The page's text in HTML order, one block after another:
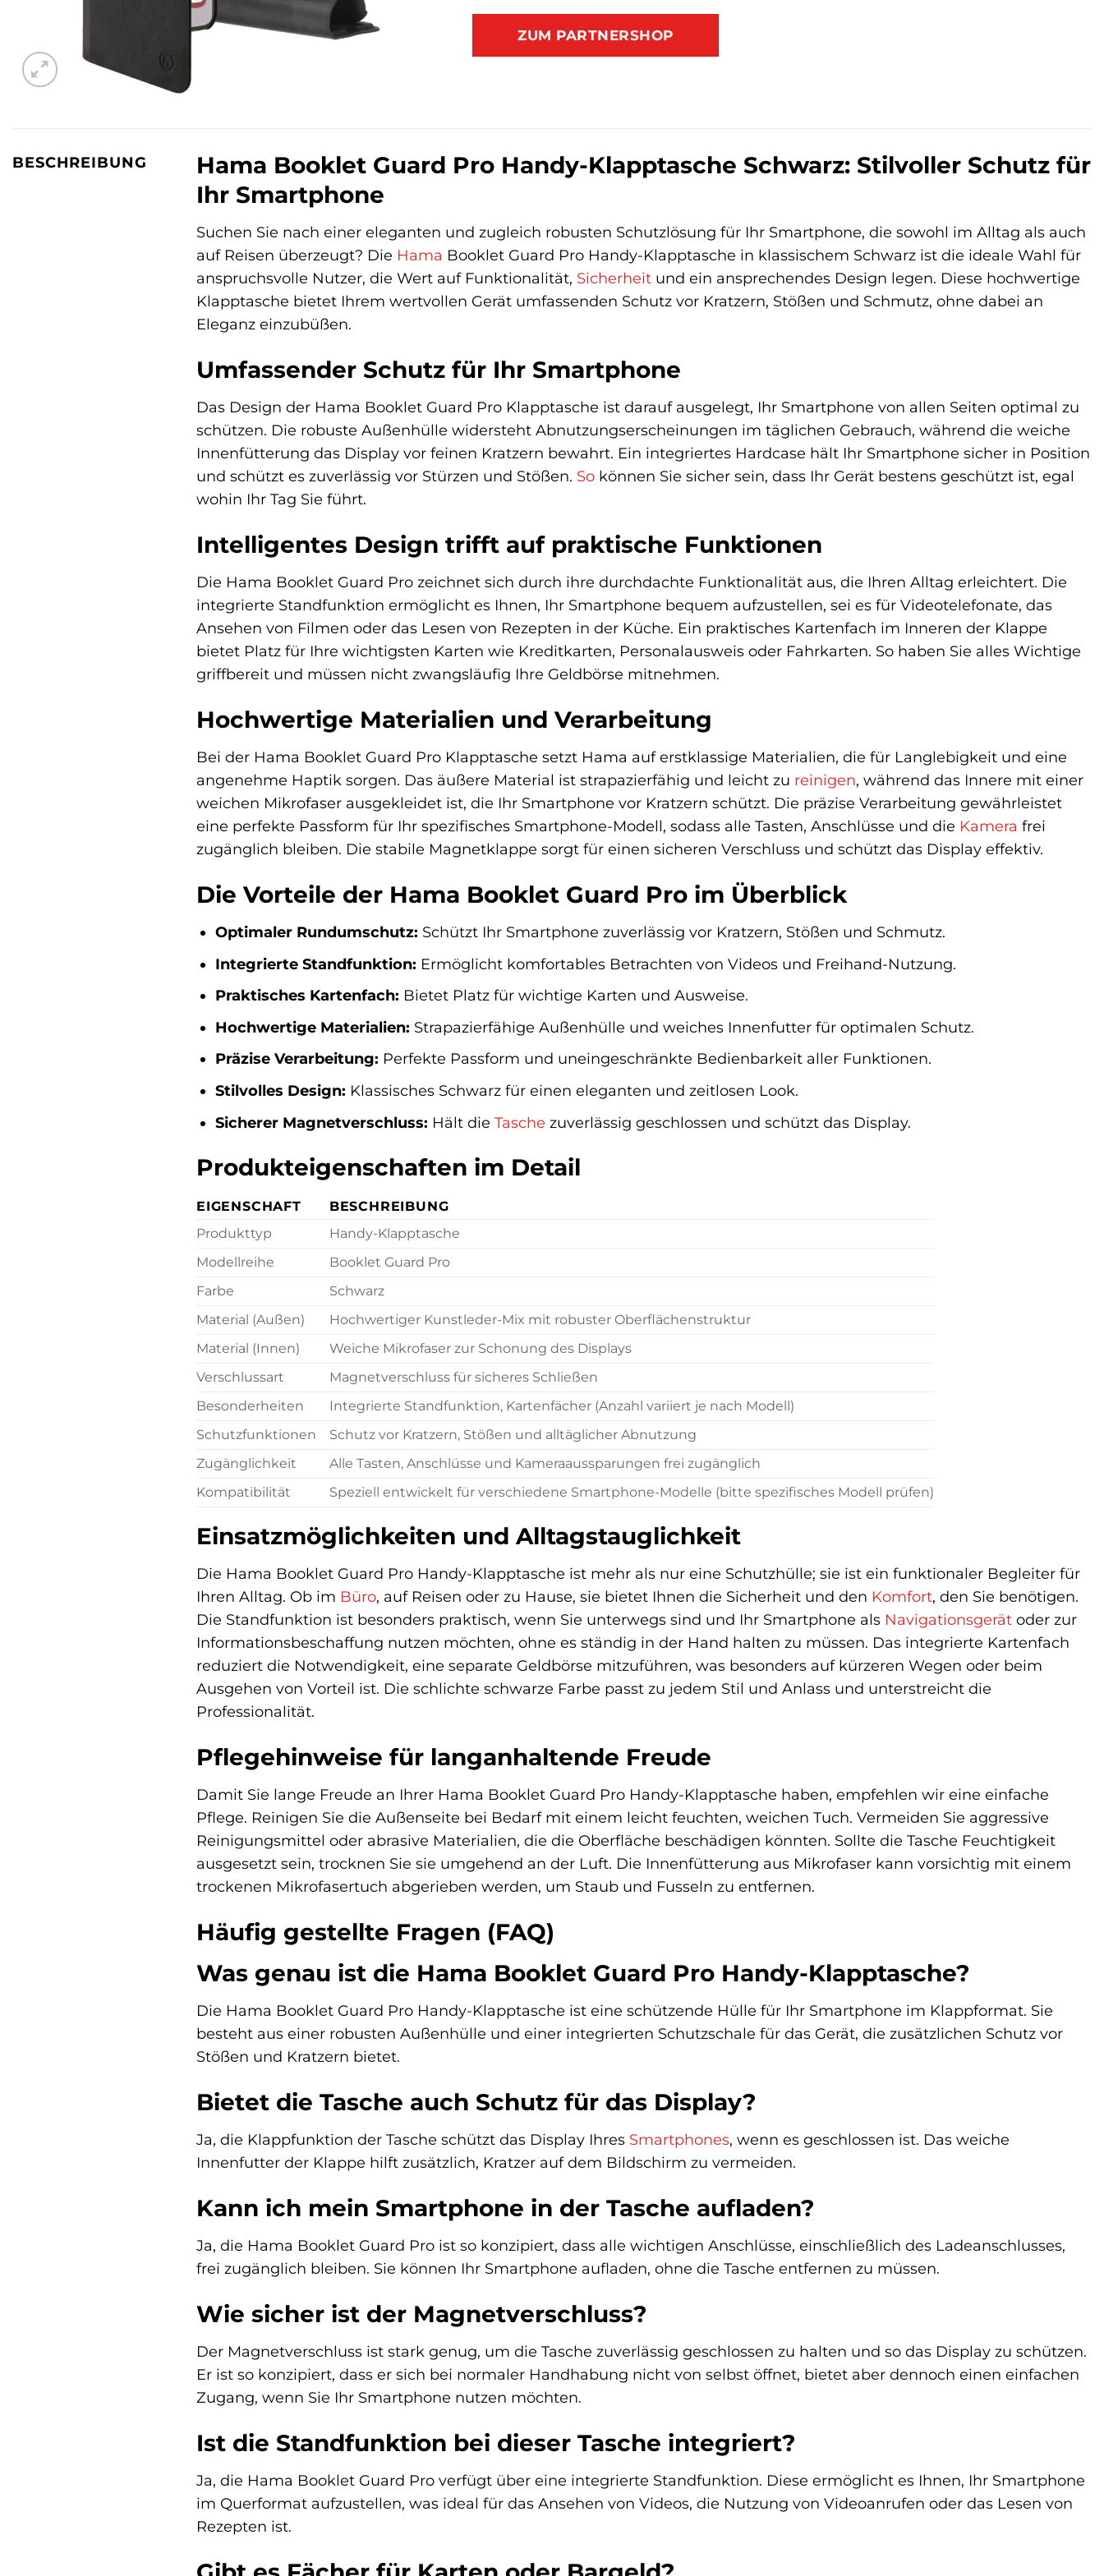
ZUM PARTNERSHOP
BESCHREIBUNG
Hama Booklet Guard Pro Handy-Klapptasche Schwarz: Stilvoller Schutz für
Ihr Smartphone
Suchen Sie nach einer eleganten und zugleich robusten Schutzlösung für Ihr Smartphone, die sowohl im Alltag als auch
auf Reisen überzeugt? Die Hama Booklet Guard Pro Handy-Klapptasche in klassischem Schwarz ist die ideale Wahl für
anspruchsvolle Nutzer, die Wert auf Funktionalität, Sicherheit und ein ansprechendes Design legen. Diese hochwertige
Klapptasche bietet Ihrem wertvollen Gerät umfassenden Schutz vor Kratzern, Stößen und Schmutz, ohne dabei an
Eleganz einzubüßen.
Umfassender Schutz für Ihr Smartphone
Das Design der Hama Booklet Guard Pro Klapptasche ist darauf ausgelegt, Ihr Smartphone von allen Seiten optimal zu
schützen. Die robuste Außenhülle widersteht Abnutzungserscheinungen im täglichen Gebrauch, während die weiche
Innenfütterung das Display vor feinen Kratzern bewahrt. Ein integriertes Hardcase hält Ihr Smartphone sicher in Position
und schützt es zuverlässig vor Stürzen und Stößen. So können Sie sicher sein, dass Ihr Gerät bestens geschützt ist, egal
wohin Ihr Tag Sie führt.
Intelligentes Design trifft auf praktische Funktionen
Die Hama Booklet Guard Pro zeichnet sich durch ihre durchdachte Funktionalität aus, die Ihren Alltag erleichtert. Die
integrierte Standfunktion ermöglicht es Ihnen, Ihr Smartphone bequem aufzustellen, sei es für Videotelefonate, das
Ansehen von Filmen oder das Lesen von Rezepten in der Küche. Ein praktisches Kartenfach im Inneren der Klappe
bietet Platz für Ihre wichtigsten Karten wie Kreditkarten, Personalausweis oder Fahrkarten. So haben Sie alles Wichtige
griffbereit und müssen nicht zwangsläufig Ihre Geldbörse mitnehmen.
Hochwertige Materialien und Verarbeitung
Bei der Hama Booklet Guard Pro Klapptasche setzt Hama auf erstklassige Materialien, die für Langlebigkeit und eine
angenehme Haptik sorgen. Das äußere Material ist strapazierfähig und leicht zu reinigen, während das Innere mit einer
weichen Mikrofaser ausgekleidet ist, die Ihr Smartphone vor Kratzern schützt. Die präzise Verarbeitung gewährleistet
eine perfekte Passform für Ihr spezifisches Smartphone-Modell, sodass alle Tasten, Anschlüsse und die Kamera frei
zugänglich bleiben. Die stabile Magnetklappe sorgt für einen sicheren Verschluss und schützt das Display effektiv.
Die Vorteile der Hama Booklet Guard Pro im Überblick
Optimaler Rundumschutz: Schützt Ihr Smartphone zuverlässig vor Kratzern, Stößen und Schmutz.
Integrierte Standfunktion: Ermöglicht komfortables Betrachten von Videos und Freihand-Nutzung.
Praktisches Kartenfach: Bietet Platz für wichtige Karten und Ausweise.
Hochwertige Materialien: Strapazierfähige Außenhülle und weiches Innenfutter für optimalen Schutz.
Präzise Verarbeitung: Perfekte Passform und uneingeschränkte Bedienbarkeit aller Funktionen.
Stilvolles Design: Klassisches Schwarz für einen eleganten und zeitlosen Look.
Sicherer Magnetverschluss: Hält die Tasche zuverlässig geschlossen und schützt das Display.
Produkteigenschaften im Detail
EIGENSCHAFT
BESCHREIBUNG
Produkttyp
Handy-Klapptasche
Modellreihe
Booklet Guard Pro
Farbe
Schwarz
Material (Außen)
Hochwertiger Kunstleder-Mix mit robuster Oberflächenstruktur
Material (Innen)
Weiche Mikrofaser zur Schonung des Displays
Verschlussart
Magnetverschluss für sicheres Schließen
Besonderheiten
Integrierte Standfunktion, Kartenfächer (Anzahl variiert je nach Modell)
Schutzfunktionen
Schutz vor Kratzern, Stößen und alltäglicher Abnutzung
Zugänglichkeit
Alle Tasten, Anschlüsse und Kameraaussparungen frei zugänglich
Kompatibilität
Speziell entwickelt für verschiedene Smartphone-Modelle (bitte spezifisches Modell prüfen)
Einsatzmöglichkeiten und Alltagstauglichkeit
Die Hama Booklet Guard Pro Handy-Klapptasche ist mehr als nur eine Schutzhülle; sie ist ein funktionaler Begleiter für
Ihren Alltag. Ob im Büro, auf Reisen oder zu Hause, sie bietet Ihnen die Sicherheit und den Komfort, den Sie benötigen.
Die Standfunktion ist besonders praktisch, wenn Sie unterwegs sind und Ihr Smartphone als Navigationsgerät oder zur
Informationsbeschaffung nutzen möchten, ohne es ständig in der Hand halten zu müssen. Das integrierte Kartenfach
reduziert die Notwendigkeit, eine separate Geldbörse mitzuführen, was besonders auf kürzeren Wegen oder beim
Ausgehen von Vorteil ist. Die schlichte schwarze Farbe passt zu jedem Stil und Anlass und unterstreicht die
Professionalität.
Pflegehinweise für langanhaltende Freude
Damit Sie lange Freude an Ihrer Hama Booklet Guard Pro Handy-Klapptasche haben, empfehlen wir eine einfache
Pflege. Reinigen Sie die Außenseite bei Bedarf mit einem leicht feuchten, weichen Tuch. Vermeiden Sie aggressive
Reinigungsmittel oder abrasive Materialien, die die Oberfläche beschädigen könnten. Sollte die Tasche Feuchtigkeit
ausgesetzt sein, trocknen Sie sie umgehend an der Luft. Die Innenfütterung aus Mikrofaser kann vorsichtig mit einem
trockenen Mikrofasertuch abgerieben werden, um Staub und Fusseln zu entfernen.
Häufig gestellte Fragen (FAQ)
Was genau ist die Hama Booklet Guard Pro Handy-Klapptasche?
Die Hama Booklet Guard Pro Handy-Klapptasche ist eine schützende Hülle für Ihr Smartphone im Klappformat. Sie
besteht aus einer robusten Außenhülle und einer integrierten Schutzschale für das Gerät, die zusätzlichen Schutz vor
Stößen und Kratzern bietet.
Bietet die Tasche auch Schutz für das Display?
Ja, die Klappfunktion der Tasche schützt das Display Ihres Smartphones, wenn es geschlossen ist. Das weiche
Innenfutter der Klappe hilft zusätzlich, Kratzer auf dem Bildschirm zu vermeiden.
Kann ich mein Smartphone in der Tasche aufladen?
Ja, die Hama Booklet Guard Pro ist so konzipiert, dass alle wichtigen Anschlüsse, einschließlich des Ladeanschlusses,
frei zugänglich bleiben. Sie können Ihr Smartphone aufladen, ohne die Tasche entfernen zu müssen.
Wie sicher ist der Magnetverschluss?
Der Magnetverschluss ist stark genug, um die Tasche zuverlässig geschlossen zu halten und so das Display zu schützen.
Er ist so konzipiert, dass er sich bei normaler Handhabung nicht von selbst öffnet, bietet aber dennoch einen einfachen
Zugang, wenn Sie Ihr Smartphone nutzen möchten.
Ist die Standfunktion bei dieser Tasche integriert?
Ja, die Hama Booklet Guard Pro verfügt über eine integrierte Standfunktion. Diese ermöglicht es Ihnen, Ihr Smartphone
im Querformat aufzustellen, was ideal für das Ansehen von Videos, die Nutzung von Videoanrufen oder das Lesen von
Rezepten ist.